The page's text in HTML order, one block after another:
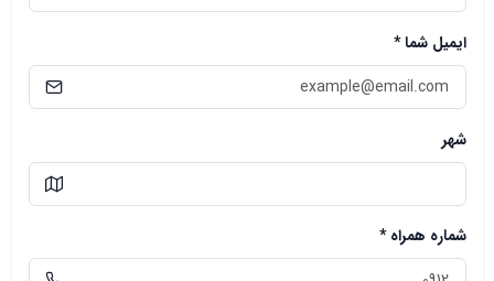
ایمیل شما *
شهر
شماره همراه *